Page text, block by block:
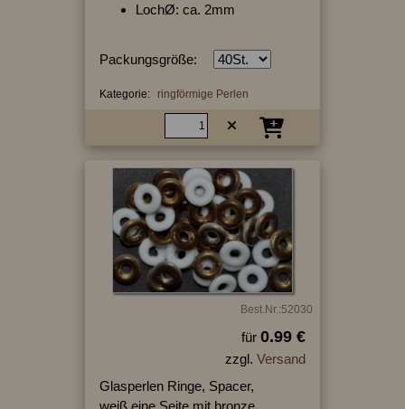
LochØ: ca. 2mm
Packungsgröße:
Kategorie: ringförmige Perlen
Best.Nr.:52030
für 0.99 €
zzgl. Versand
Glasperlen Ringe, Spacer,
weiß eine Seite mit bronze